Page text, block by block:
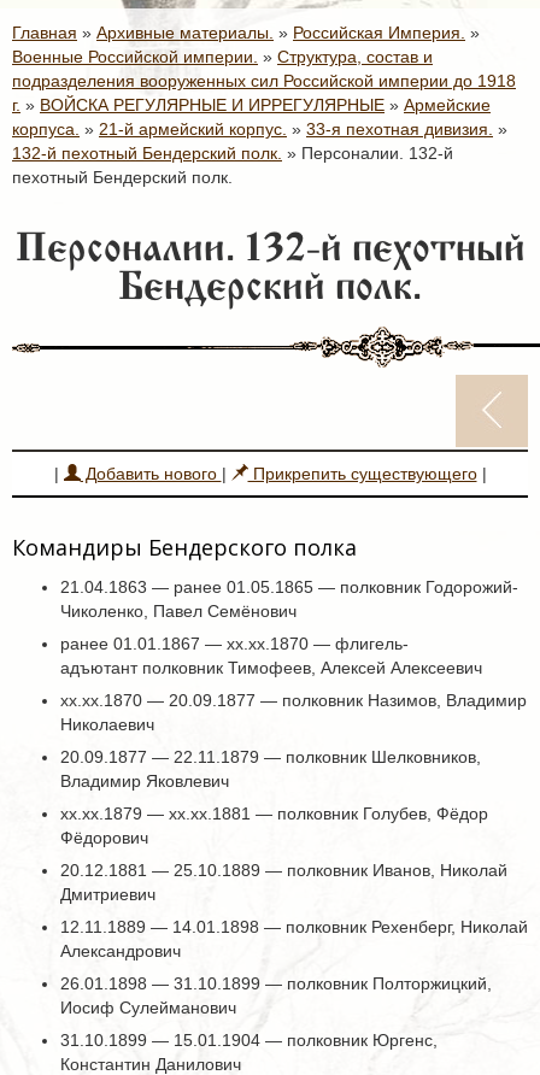
Главная » Архивные материалы. » Российская Империя. »
Военные Российской империи. » Структура, состав и
подразделения вооруженных сил Российской империи до 1918
г. » ВОЙСКА РЕГУЛЯРНЫЕ И ИРРЕГУЛЯРНЫЕ » Армейские
корпуса. » 21-й армейский корпус. » 33-я пехотная дивизия. »
132-й пехотный Бендерский полк. » Персоналии. 132-й
пехотный Бендерский полк.
Персоналии. 132-й пехотный
Бендерский полк.
| Добавить нового | Прикрепить существующего|
Командиры Бендерского полка
21.04.1863 — ранее 01.05.1865 — полковник Годорожий-
Чиколенко, Павел Семёнович
ранее 01.01.1867 — хх.хх.1870 — флигель-
адъютант полковник Тимофеев, Алексей Алексеевич
хх.хх.1870 — 20.09.1877 — полковник Назимов, Владимир
Николаевич
20.09.1877 — 22.11.1879 — полковник Шелковников,
Владимир Яковлевич
хх.хх.1879 — хх.хх.1881 — полковник Голубев, Фёдор
Фёдорович
20.12.1881 — 25.10.1889 — полковник Иванов, Николай
Дмитриевич
12.11.1889 — 14.01.1898 — полковник Рехенберг, Николай
Александрович
26.01.1898 — 31.10.1899 — полковник Полторжицкий,
Иосиф Сулейманович
31.10.1899 — 15.01.1904 — полковник Юргенс,
Константин Данилович